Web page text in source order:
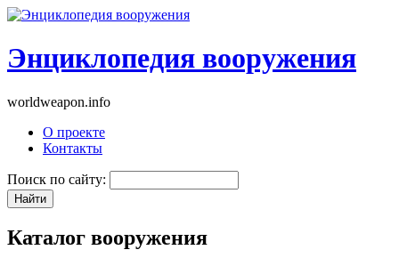
Энциклопедия вооружения
worldweapon.info
О проекте
Контакты
Поиск по сайту:
Каталог вооружения